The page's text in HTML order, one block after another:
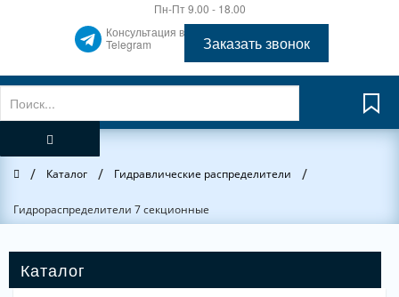
Пн-Пт 9.00 - 18.00
Консультация в
Telegram
Заказать звонок
Главная
/ Каталог / Гидравлические распределители /
Гидрораспределители 7 секционные